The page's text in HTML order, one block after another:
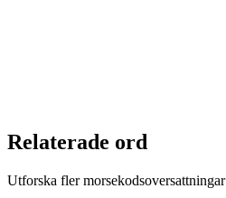
Relaterade ord
Utforska fler morsekodsoversattningar